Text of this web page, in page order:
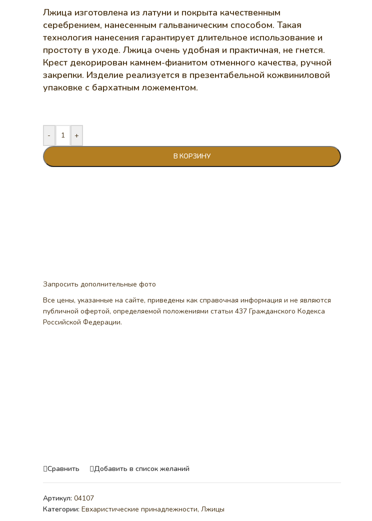
Лжица изготовлена из латуни и покрыта качественным
серебрением, нанесенным гальваническим способом. Такая
технология нанесения гарантирует длительное использование и
простоту в уходе. Лжица очень удобная и практичная, не гнется.
Крест декорирован камнем-фианитом отменного качества, ручной
закрепки. Изделие реализуется в презентабельной кожвиниловой
упаковке с бархатным ложементом.
- +
В КОРЗИНУ
Запросить дополнительные фото
Все цены, указанные на сайте, приведены как справочная информация и не являются
публичной офертой, определяемой положениями статьи 437 Гражданского Кодекса
Российской Федерации.
Сравнить Добавить в список желаний
Артикул: 04107
Категории: Евхаристические принадлежности, Лжицы